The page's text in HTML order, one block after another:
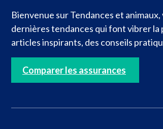
Bienvenue sur Tendances et
dernières tendances qui font vibrer la
articles inspirants, des conseils
Comparer les assurances